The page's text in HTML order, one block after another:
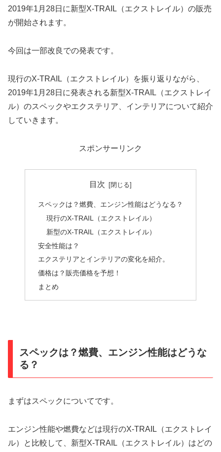
2019年1月28日に新型X-TRAIL（エクストレイル）の販売
が開始されます。
今回は一部改良での発表です。
現行のX-TRAIL（エクストレイル）を振り返りながら、
2019年1月28日に発表される新型X-TRAIL（エクストレイ
ル）のスペックやエクステリア、インテリアについて紹介
していきます。
スポンサーリンク
目次
スペックは？燃費、エンジン性能はどうなる？
現行のX-TRAIL（エクストレイル）
新型のX-TRAIL（エクストレイル）
安全性能は？
エクステリアとインテリアの変化を紹介。
価格は？販売価格を予想！
まとめ
スペックは？燃費、エンジン性能はどうな
る？
まずはスペックについてです。
エンジン性能や燃費などは現行のX-TRAIL（エクストレイ
ル）と比較して、新型X-TRAIL（エクストレイル）はどの